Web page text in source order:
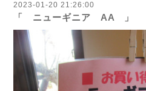
2023-01-20 21:26:00
「 ニューギニア AA 」